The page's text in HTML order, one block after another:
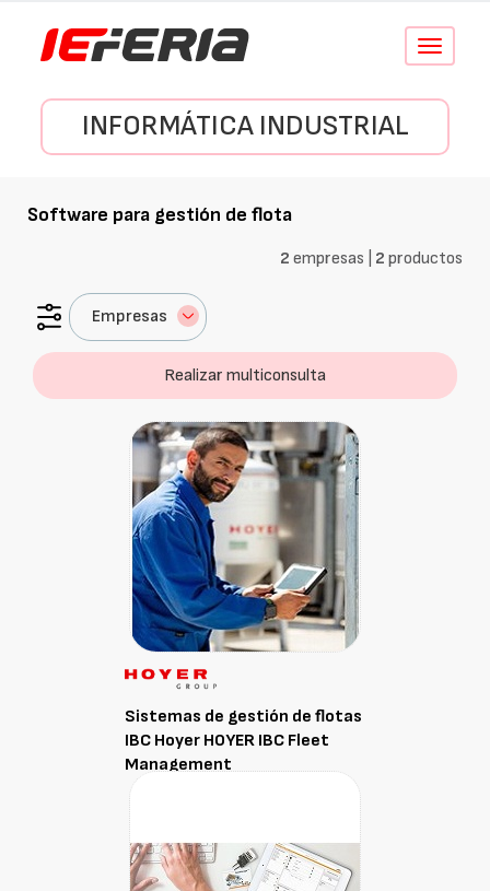
Conmutar
INFORMÁTICA INDUSTRIAL
Software para gestión de flota
2 empresas | 2 productos
Empresas
Realizar multiconsulta
Sistemas de gestión de flotas
IBC Hoyer HOYER IBC Fleet
Management